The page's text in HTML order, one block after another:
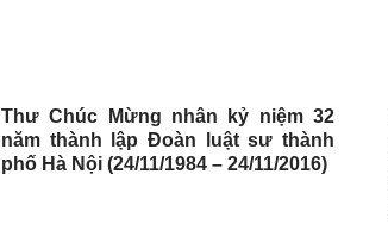
Thư Chúc Mừng nhân kỷ niệm 32
năm thành lập Đoàn luật sư thành
phố Hà Nội (24/11/1984 – 24/11/2016)